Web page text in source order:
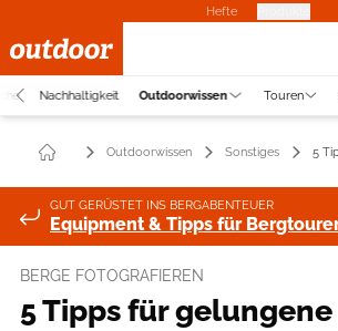
Hefte
Nachhaltigkeit Outdoorwissen Touren
Outdoorwissen Sonstiges 5
GUT GERÜSTET INS BERGABENTEUER
Equipment & Tipps für
BERGE FOTOGRAFIEREN
5 Tipps für gelungene